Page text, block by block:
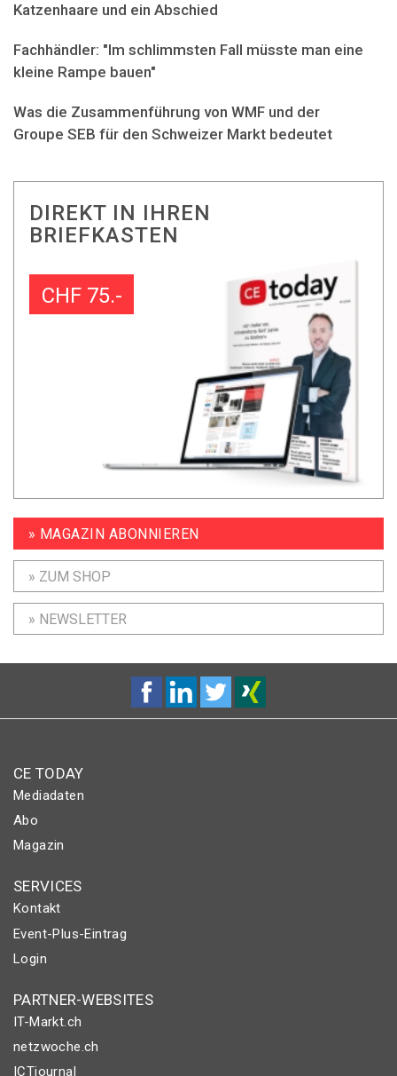
Katzenhaare und ein Abschied
Fachhändler: "Im schlimmsten Fall müsste man eine
kleine Rampe bauen"
Was die Zusammenführung von WMF und der
Groupe SEB für den Schweizer Markt bedeutet
DIREKT IN IHREN
BRIEFKASTEN
CHF 75.-
» MAGAZIN ABONNIEREN
» ZUM SHOP
» NEWSLETTER
CE TODAY
Mediadaten
Abo
Magazin
SERVICES
Kontakt
Event-Plus-Eintrag
Login
PARTNER-WEBSITES
IT-Markt.ch
netzwoche.ch
ICTjournal